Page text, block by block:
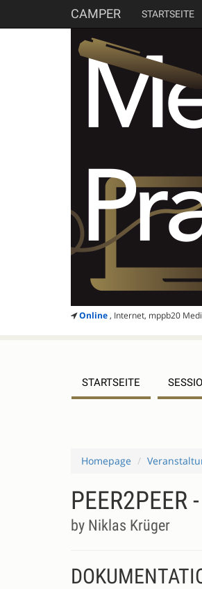
CAMPER STARTSEITE
Online, Internet, mppb20
STARTSEITE
Homepage
PEER2PEER
by Niklas Krüger